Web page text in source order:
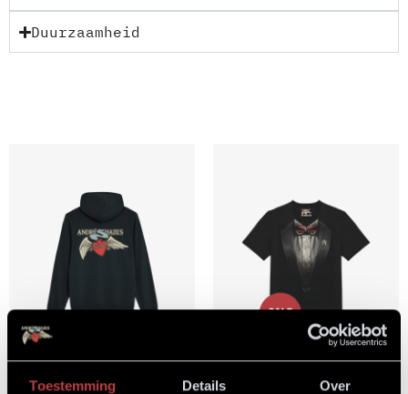
Toestemming Details Over
Duurzaamheid